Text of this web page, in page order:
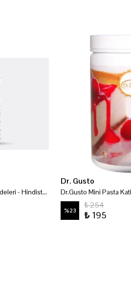
Dr.Gusto Mini Pasta Katkı Maddeleri - Hindistan Cevizi Yağı 100 Gr
Dr. Gusto
%23
₺ 254
₺ 195